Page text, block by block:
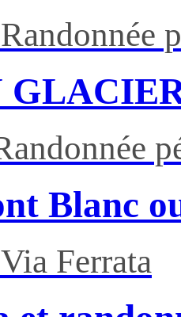
Randonnée
Blanc
Via Ferrata